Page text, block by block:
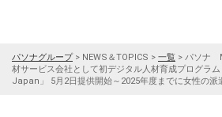
パソナグループ> NEWS＆TOPICS > 一覧 > パソナ
材サービス会社として初デジタル人材育成プログラ
Japan」 5月2日提供開始～2025年度までに女性の派